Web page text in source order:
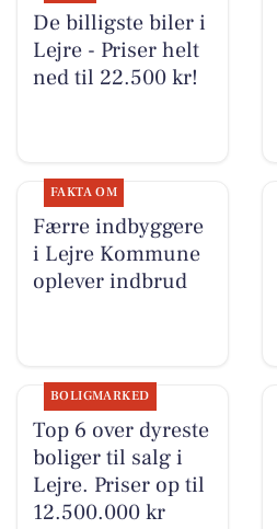
De billigste biler i
Lejre - Priser helt
ned til 22.500 kr!
FAKTA OM
Færre indbyggere
i Lejre Kommune
oplever indbrud
BOLIGMARKED
Top 6 over dyreste
boliger til salg i
Lejre. Priser op til
12.500.000 kr